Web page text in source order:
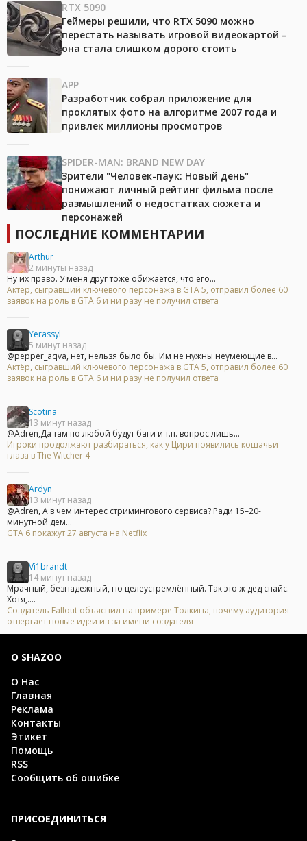
RTX 5090
Геймеры решили, что RTX 5090 можно
перестать называть игровой видеокартой –
она стала слишком дорого стоить
APP
Разработчик собрал приложение для
проклятых фото на алгоритме 2007 года и
привлек миллионы просмотров
SPIDER-MAN: BRAND NEW DAY
Зрители "Человек-паук: Новый день"
понижают личный рейтинг фильма после
размышлений о недостатках сюжета и
персонажей
ПОСЛЕДНИЕ КОММЕНТАРИИ
Arthur
2 минуты назад
Ну их право. У меня друг тоже обижается, что его...
Актёр, сыгравший ключевого персонажа в GTA 5, отправил более 60
заявок на роль в GTA 6 и ни разу не получил ответа
Yerassyl
5 минут назад
@pepper_aqva, нет, нельзя было бы. Им не нужны неумеющие в...
Актёр, сыгравший ключевого персонажа в GTA 5, отправил более 60
заявок на роль в GTA 6 и ни разу не получил ответа
Scotina
13 минут назад
@Adren,Да там по любой будут баги и т.п. вопрос лишь...
Игроки продолжают разбираться, как у Цири появились кошачьи
глаза в The Witcher 4
Ardyn
13 минут назад
@Adren, А в чем интерес стримингового сервиса? Ради 15–20-
минутной дем...
GTA 6 покажут 27 августа на Netflix
Vi1brandt
14 минут назад
Мрачный, безнадежный, но целеустремлённый. Так это ж дед спайс.
Хотя,....
Создатель Fallout объяснил на примере Толкина, почему аудитория
отвергает новые идеи из-за имени создателя
О SHAZOO
О Нас
Главная
Реклама
Контакты
Этикет
Помощь
RSS
Сообщить об ошибке
ПРИСОЕДИНИТЬСЯ